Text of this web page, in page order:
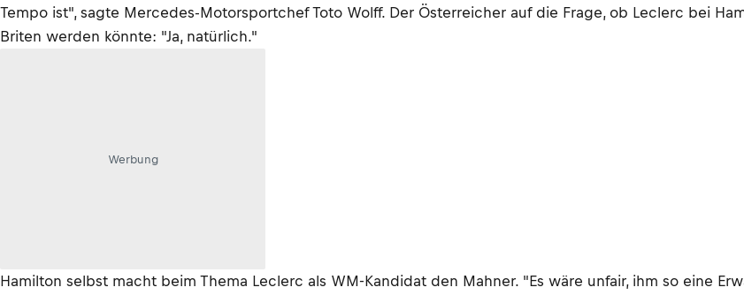
Tempo ist", sagte Mercedes-Motorsportchef Toto Wolff. Der Österreicher auf die Frage, ob Leclerc bei
Briten werden könnte: "Ja, natürlich."
Werbung
Hamilton selbst macht beim Thema Leclerc als WM-Kandidat den Mahner. "Es wäre unfair, ihm so eine